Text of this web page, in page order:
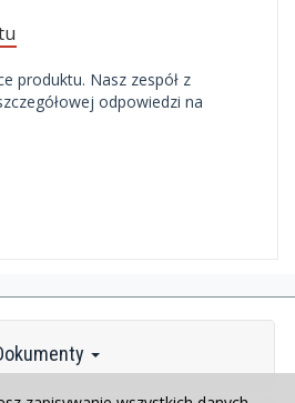
produktu. Nasz zespół z
odpowiedzi na